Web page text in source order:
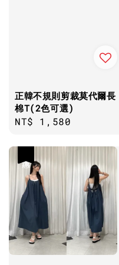
正韓不規則剪裁莫代爾長
棉T(2色可選)
Regular
NT$ 1,580